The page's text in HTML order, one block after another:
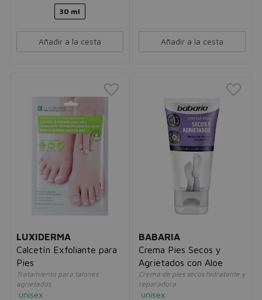
30 ml
Añadir a la cesta Añadir a la cesta
LUXIDERMA
Calcetín Exfoliante para
Pies
Tratamiento para talones
agrietados
unisex
BABARIA
Crema Pies Secos y
Agrietados con Aloe
Crema de pies secos hidratante y
reparadora
unisex